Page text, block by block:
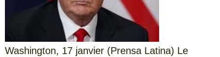
Washington, 17 janvier (Prensa Latina) Le